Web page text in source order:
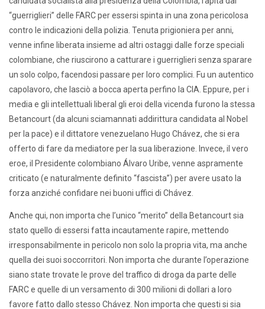
“guerriglieri” delle FARC per essersi spinta in una zona pericolosa
contro le indicazioni della polizia. Tenuta prigioniera per anni,
venne infine liberata insieme ad altri ostaggi dalle forze speciali
colombiane, che riuscirono a catturare i guerriglieri senza sparare
un solo colpo, facendosi passare per loro complici. Fu un autentico
capolavoro, che lasciò a bocca aperta perfino la CIA. Eppure, per i
media e gli intellettuali liberal gli eroi della vicenda furono la stessa
Betancourt (da alcuni sciamannati addirittura candidata al Nobel
per la pace) e il dittatore venezuelano Hugo Chávez, che si era
offerto di fare da mediatore per la sua liberazione. Invece, il vero
eroe, il Presidente colombiano Álvaro Uribe, venne aspramente
criticato (e naturalmente definito “fascista”) per avere usato la
forza anziché confidare nei buoni uffici di Chávez.
Anche qui, non importa che l’unico “merito” della Betancourt sia
stato quello di essersi fatta incautamente rapire, mettendo
irresponsabilmente in pericolo non solo la propria vita, ma anche
quella dei suoi soccorritori. Non importa che durante l’operazione
siano state trovate le prove del traffico di droga da parte delle
FARC e quelle di un versamento di 300 milioni di dollari a loro
favore fatto dallo stesso Chávez. Non importa che questi si sia